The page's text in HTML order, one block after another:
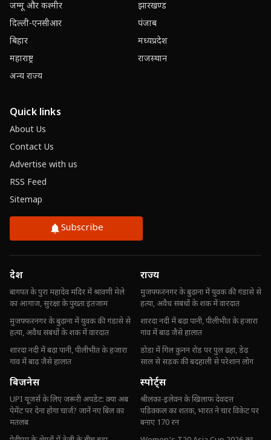
जम्मू और कश्मीर
झारखण्ड
दिल्ली-एनसीआर
पंजाब
बिहार
मध्यप्रदेश
महाराष्ट्र
राजस्थान
अन्य राज्य
Quick links
About Us
Contact Us
Advertise with us
RSS Feed
Sitemap
Subscribe
देश
बागपत के पुरा महादेव मंदिर में श्रावणी मेले
का आगाज, सुरक्षा के पुख्ता इंतजाम
मुजफ्फरनगर के बुढ़ाना में युवक की गंडासे से
हत्या, अवैध संबंधों के शक में वारदात
शारदा नदी में बढ़ा पानी, पीलीभीत के हजारा
गांव में बाढ़ जैसे हालात
राज्य
मुजफ्फरनगर के बुढ़ाना में युवक की गंडासे से
हत्या, अवैध संबंधों के शक में वारदात
शारदा नदी में बढ़ा पानी, पीलीभीत के हजारा
गांव में बाढ़ जैसे हालात
डोडा में गिल कुनन रोड पर पुल ढहा, डेढ़
साल से सड़क की बदहाली से परेशान लोग
बिजनेस
UPI यूजर्स के लिए जरूरी अपडेट: क्या अब
पेमेंट पर देना होगा चार्ज? जानें नए बिल का
मतलब
स्पोर्ट्स
श्रीलंका-इलेवन के खिलाफ देवदत्त
पडिक्कल का शतक, भारत ने चार विकेट पर
बनाए 170 रन